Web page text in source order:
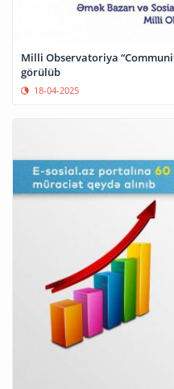
Milli Observatoriya
görülüb
18-04-2025